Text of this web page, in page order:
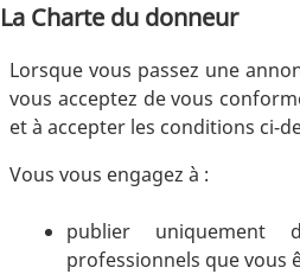
La Charte du donneur
Lorsque vous passez une
vous acceptez de vous
et à accepter les conditions ci-
Vous vous engagez à :
publier uniquement
professionnels que vous